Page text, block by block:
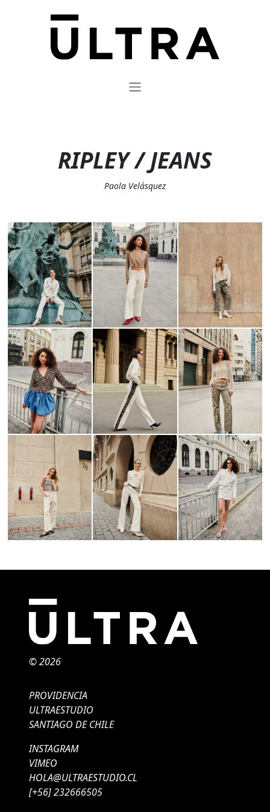
RIPLEY / JEANS
Paola Velásquez
© 2026
PROVIDENCIA
ULTRAESTUDIO
SANTIAGO DE CHILE
INSTAGRAM
VIMEO
HOLA@ULTRAESTUDIO.CL
[+56] 232666505